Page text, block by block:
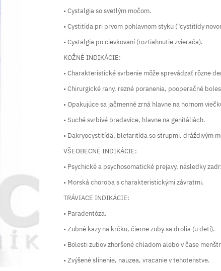
• Cystalgia so svetlým močom.
• Cystitída pri prvom pohlavnom styku ("cystitídy
• Cystalgia po cievkovaní (roztiahnutie zvierača).
KOŽNÉ INDIKÁCIE:
• Charakteristické svrbenie môže sprevádzať rôzne
• Chirurgické rany, rezné poranenia, pooperačné
• Opakujúce sa jačmenné zrná hlavne na hornom
• Suché svrbivé bradavice, hlavne na genitáliách.
• Dakryocystitída, blefaritída so strupmi, dráždivým
VŠEOBECNÉ INDIKÁCIE:
• Psychické a psychosomatické prejavy, následky
• Morská choroba s charakteristickými závratmi.
TRÁVIACE INDIKÁCIE:
• Paradentóza.
• Zubné kazy na krčku, čierne zuby sa drolia (u detí).
• Bolesti zubov zhoršené chladom alebo v čase
• Zvýšené slinenie, nauzea, vracanie v tehotenstve.